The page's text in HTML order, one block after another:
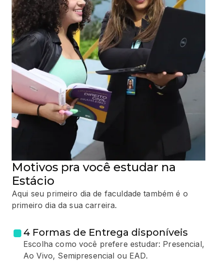
Motivos pra você estudar na
Estácio
Aqui seu primeiro dia de faculdade também é o
primeiro dia da sua carreira.
4 Formas de Entrega disponíveis
Escolha como você prefere estudar: Presencial,
Ao Vivo, Semipresencial ou EAD.